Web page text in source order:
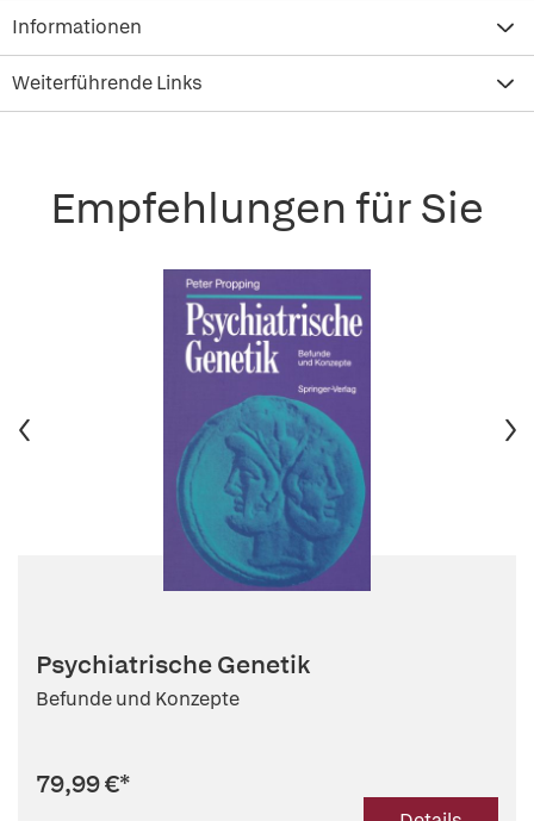
Informationen
Weiterführende Links
Empfehlungen für Sie
Psychiatrische Genetik
Befunde und Konzepte
79,99 €*